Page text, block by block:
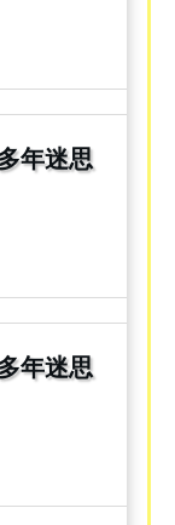
年迷思
年迷思